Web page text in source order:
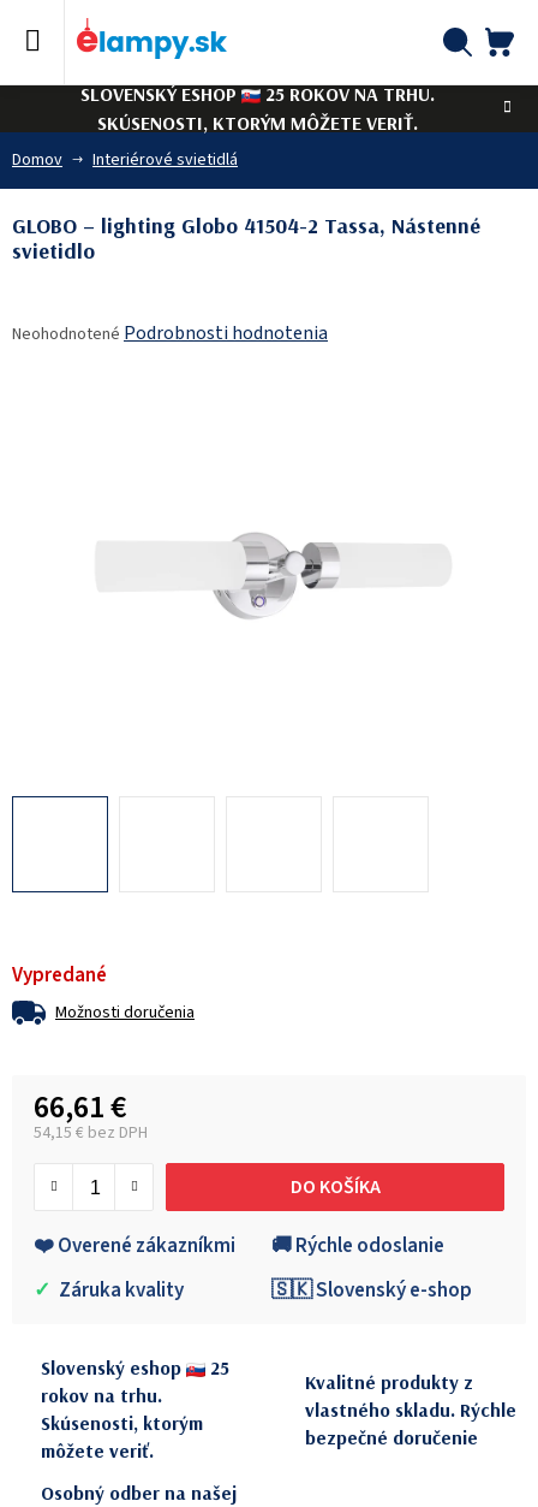
SLOVENSKÝ ESHOP
25 ROKOV NA TRHU.
SKÚSENOSTI, KTORÝM MÔŽETE VERIŤ.
Domov Interiérové svietidlá
Vypredané
Možnosti doručenia
66,61 €
54,15 € bez DPH
DO KOŠÍKA
❤️ Overené zákazníkmi
🚚 Rýchle odoslanie
✓ Záruka kvality 🇸🇰 Slovenský e-shop
GLOBO – lighting Globo 41504-2 Tassa, Nástenné
svietidlo
hodnotenie
Neohodnotené Podrobnosti hodnotenia
Slovenský eshop
25
rokov na trhu.
Skúsenosti, ktorým
môžete veriť.
Kvalitné produkty z
vlastného skladu. Rýchle
bezpečné doručenie
Osobný odber na našej